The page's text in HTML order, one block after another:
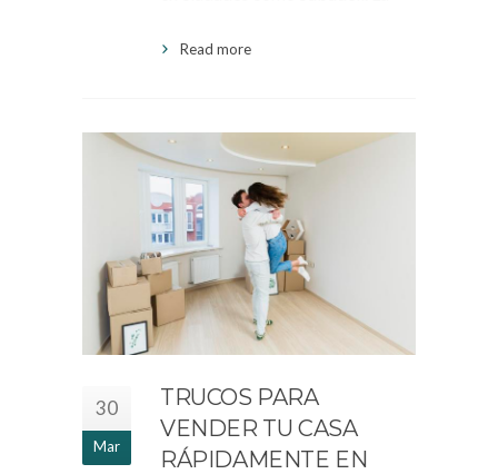
Read more
30
Mar
TRUCOS PARA
VENDER TU CASA
RÁPIDAMENTE EN